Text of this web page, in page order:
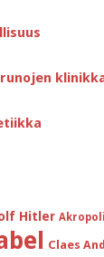
Hitler
Claes